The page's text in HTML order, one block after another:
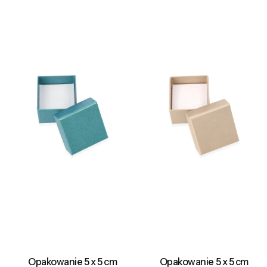
Opakowanie 5 x 5 cm
Opakowanie 5 x 5 cm